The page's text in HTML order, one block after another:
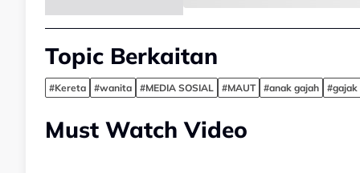
Topic Berkaitan
#Kereta #wanita #MEDIA SOSIAL #MAUT #anak gajah #gajak
Must Watch Video